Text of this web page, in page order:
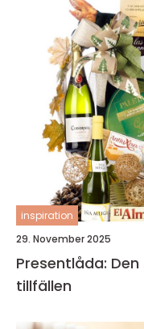
inspiration
29. November 2025
Presentlåda:
tillfällen